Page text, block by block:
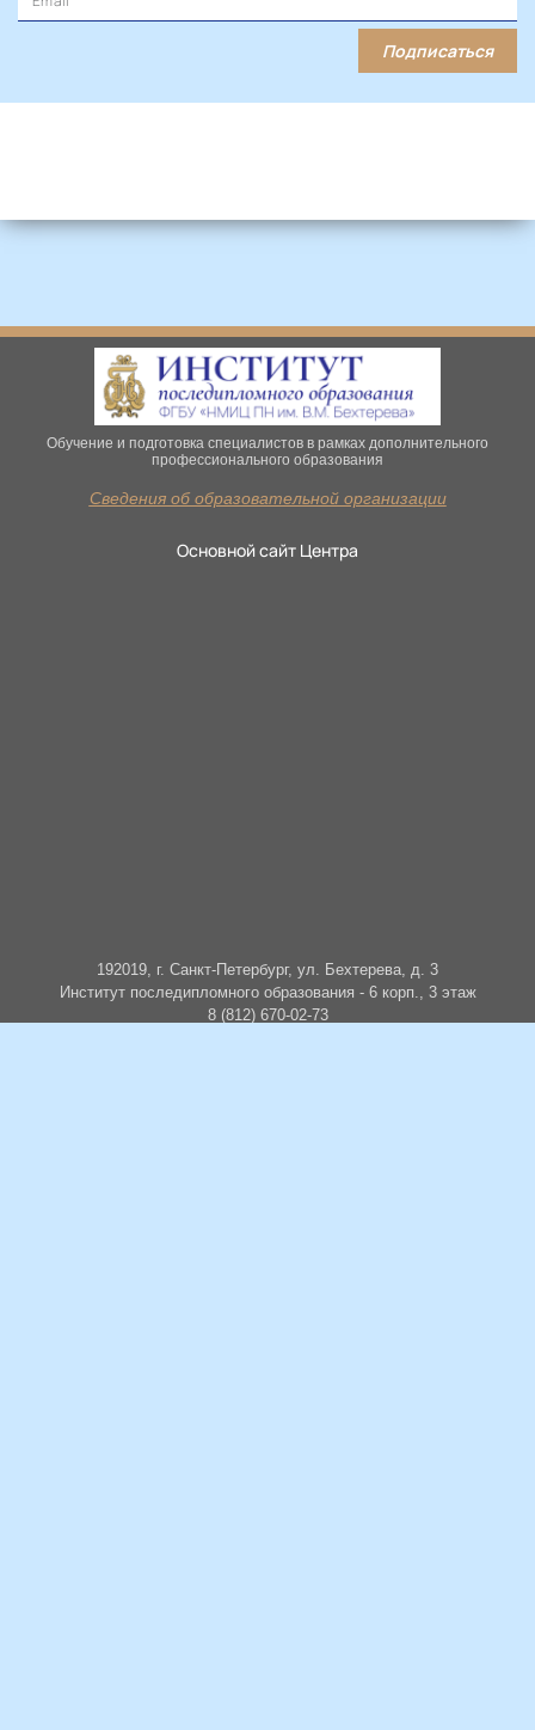
Подписаться
Обучение и подготовка специалистов в рамках дополнительного
профессионального образования
Сведения об образовательной организации
Основной сайт Центра
192019, г. Санкт-Петербург, ул. Бехтерева, д. 3
Институт последипломного образования - 6 корп., 3 этаж
8 (812) 670-02-73